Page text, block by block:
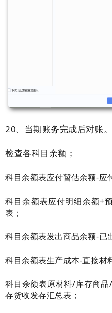
20、 当期账务完成后对账。
检查各科目余额；
科目余额表应付暂估余额-应
科目余额表应付明细余额+
表；
科目余额表发出商品余额-已
科目余额表生产成本-直接材
科目余额表原材料/库存商
存货收发存汇总表；